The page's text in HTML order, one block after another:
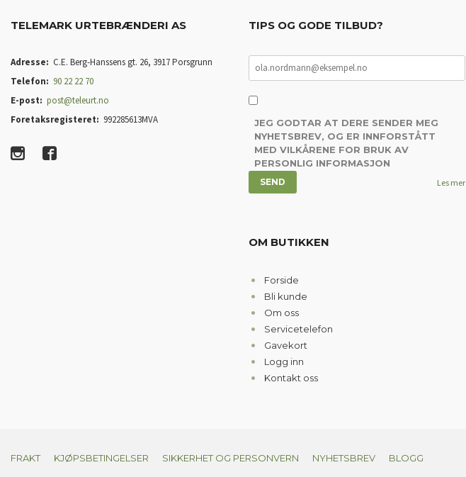
TELEMARK URTEBRÆNDERI AS
Adresse: C.E. Berg-Hanssens gt. 26, 3917 Porsgrunn
Telefon: 90 22 22 70
E-post: post@teleurt.no
Foretaksregisteret: 992285613MVA
TIPS OG GODE TILBUD?
JEG GODTAR AT DERE SENDER MEG
NYHETSBREV, OG ER INNFORSTÅTT
MED VILKÅRENE FOR BRUK AV
PERSONLIG INFORMASJON
Les mer
OM BUTIKKEN
Forside
Bli kunde
Om oss
Servicetelefon
Gavekort
Logg inn
Kontakt oss
FRAKT KJØPSBETINGELSER SIKKERHET OG PERSONVERN NYHETSBREV BLOGG